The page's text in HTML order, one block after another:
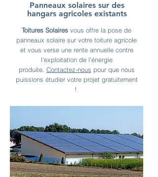
Panneaux solaires sur des
hangars agricoles existants
Toitures Solaires vous offre la pose de
panneaux solaire sur votre toiture agricole
et vous verse une rente annuelle contre
l'exploitation de l'énergie
produite. Contactez-nous pour que nous
puissions étudier votre projet gratuitement
!